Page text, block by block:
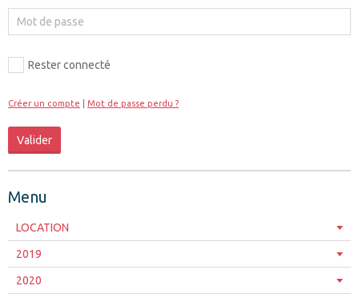
Rester connecté
Créer un compte Mot de passe perdu ?
Valider
Menu
LOCATION
2019
2020